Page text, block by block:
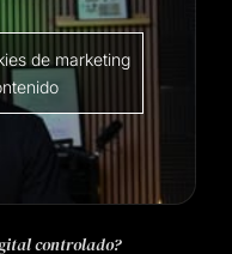
de marketing
controlado?